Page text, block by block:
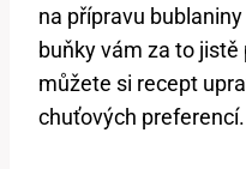
na přípravu
buňky vám za to jistě
můžete si recept
chuťových preferencí.